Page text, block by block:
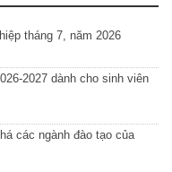
tháng 7, năm 2026
2027 dành cho sinh viên
các ngành đào tạo của